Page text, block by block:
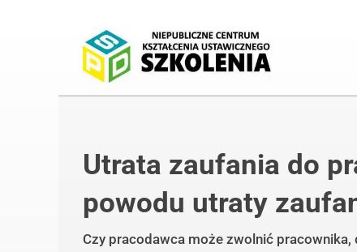
Utrata zaufania do
powodu utraty
Czy pracodawca może zwolnić